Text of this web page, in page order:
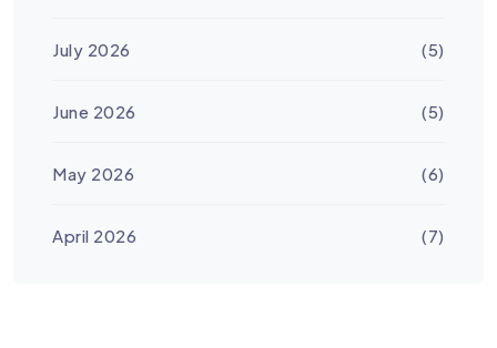
July 2026 (5)
June 2026 (5)
May 2026 (6)
April 2026 (7)